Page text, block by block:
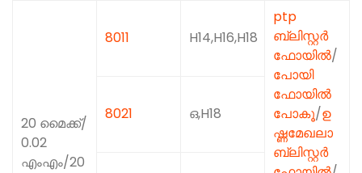
20 മൈക്ക്/
0.02
എംഎം/20
8011 H14,H16,H18
ptp
ബ്ലിസ്റ്റർ
ഫോയിൽ/
പോയി
ഫോയിൽ
പോകൂ/ഉ
ഷ്ണമേഖലാ
ബ്ലിസ്റ്റർ
8021 ഒ,H18